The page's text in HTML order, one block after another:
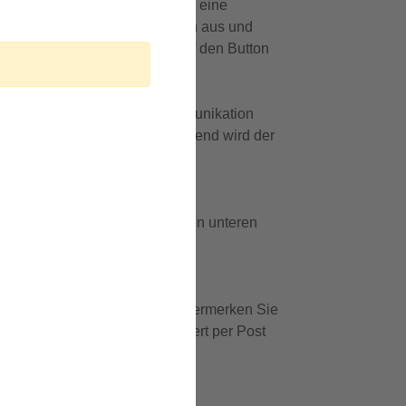
Sie darauf und setzen Sie so eine
die erforderlichen Angaben aus und
klicken Sie bitte auf den Button
Umgang in der Kommunikation
Nettikette geprüft. Anschließend wird der
Nutzen Sie hierfür bitte den unteren
1, 91126 Schwabach. Vermerken Sie
oder ihn ausreichend frankiert per Post